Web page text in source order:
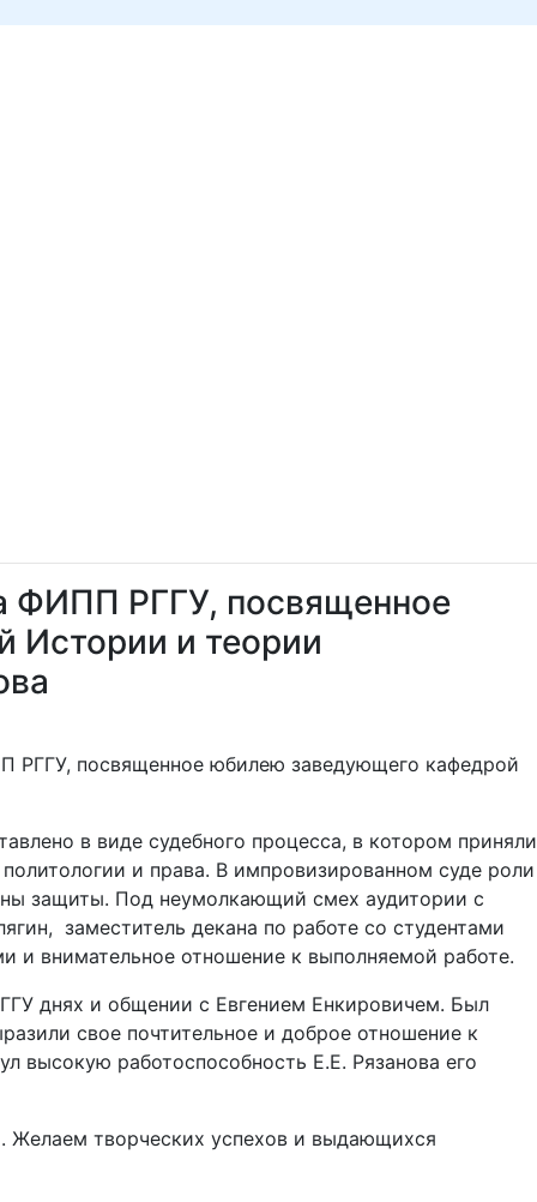
ФИПП РГГУ, посвященное
Истории и теории
РГГУ, посвященное юбилею заведующего кафедрой
в виде судебного процесса, в котором приняли
и права. В импровизированном суде роли
защиты. Под неумолкающий смех аудитории с
заместитель декана по работе со студентами
и внимательное отношение к выполняемой работе.
днях и общении с Евгением Енкировичем. Был
свое почтительное и доброе отношение к
высокую работоспособность Е.Е. Рязанова его
творческих успехов и выдающихся